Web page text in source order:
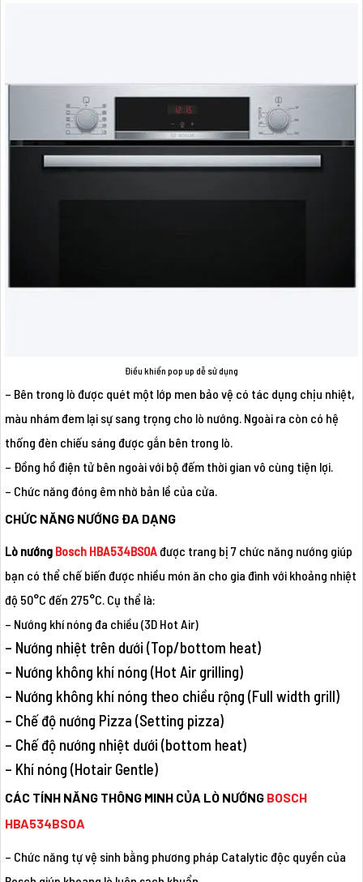
Điều khiển pop up dễ sử dụng
– Bên trong lò được quét một lớp men bảo vệ có tác dụng chịu nhiệt,
màu nhám đem lại sự sang trọng cho lò nướng. Ngoài ra còn có hệ
thống đèn chiếu sáng được gắn bên trong lò.
– Đồng hồ điện tử bên ngoài với bộ đếm thời gian vô cùng tiện lợi.
– Chức năng đóng êm nhờ bản lề của cửa.
CHỨC NĂNG NƯỚNG ĐA DẠNG
Lò nướng Bosch HBA534BS0Ađược trang bị 7 chức năng nướng giúp
bạn có thể chế biến được nhiều món ăn cho gia đình với khoảng nhiệt
độ 50°C đến 275°C. Cụ thể là:
– Nướng khí nóng đa chiều (3D Hot Air)
– Nướng nhiệt trên dưới (Top/bottom heat)
– Nướng không khí nóng (Hot Air grilling)
– Nướng không khí nóng theo chiều rộng (Full width grill)
– Chế độ nướng Pizza (Setting pizza)
– Chế độ nướng nhiệt dưới (bottom heat)
– Khí nóng (Hotair Gentle)
CÁC TÍNH NĂNG THÔNG MINH CỦA LÒ NƯỚNG BOSCH
HBA534BS0A
– Chức năng tự vệ sinh bằng phương pháp Catalytic độc quyền của